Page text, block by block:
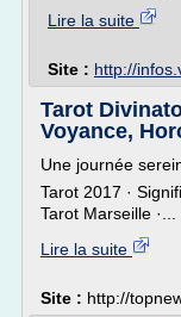
Lire la suite
Site : http://
Tarot
Voyance,
Une journée
Tarot 2017 ·
Tarot Marseille ·...
Lire la suite
Site : http://